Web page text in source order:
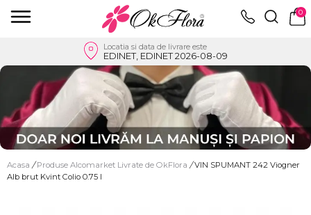
0
Locatia si data de livrare este
EDINET, EDINET 2026-08-09
Acasa / Produse Alcomarket Livrate de OkFlora / VIN SPUMANT 242 Viogner
Alb brut Kvint Colio 0.75 l